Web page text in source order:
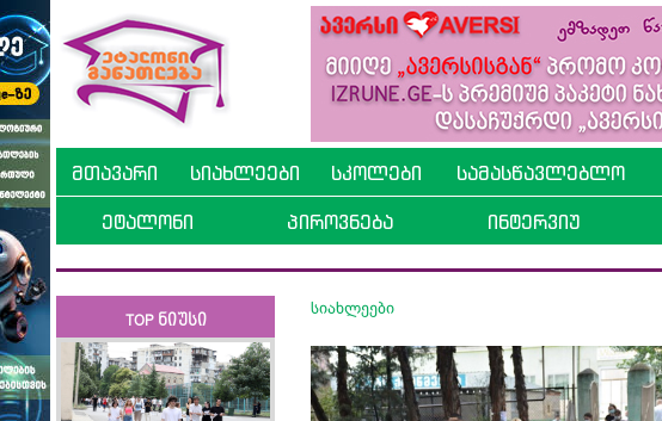
მთავარი სიახლეები სკოლები სამასწავლებლო
ეტალონი პიროვნება ინტერვიუ
TOP ნიუსი
სიახლეები